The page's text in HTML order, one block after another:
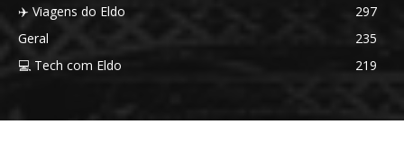
✈️ Viagens do Eldo
297
Geral
235
💻 Tech com Eldo
219